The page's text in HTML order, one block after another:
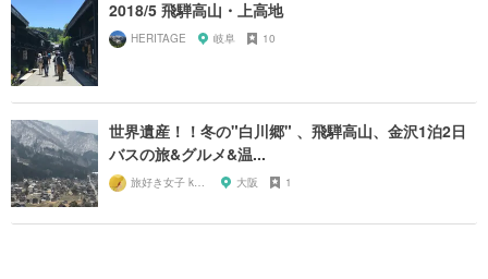
2018/5 飛騨高山・上高地
HERITAGE 岐阜 10
世界遺産！！冬の"白川郷" 、飛騨高山、金沢1泊2日
バスの旅&グルメ&温...
旅好き女子 kazy 大阪 1